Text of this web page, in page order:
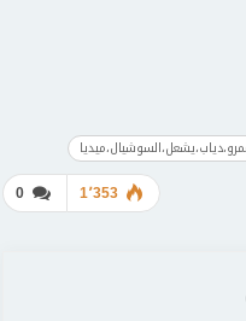
0 1٬353